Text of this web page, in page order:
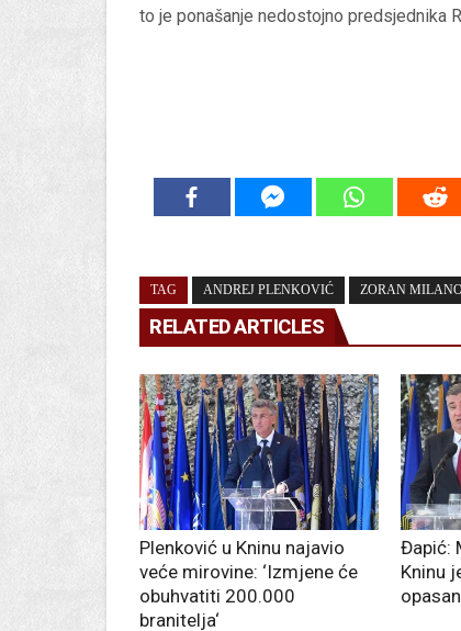
to je ponašanje nedostojno predsjednika
TAG ANDREJ PLENKOVIĆ ZORAN
RELATED ARTICLES
Plenković u Kninu najavio
veće mirovine: ‘Izmjene će
obuhvatiti 200.000
branitelja‘
Đapić:
Kninu
opasan